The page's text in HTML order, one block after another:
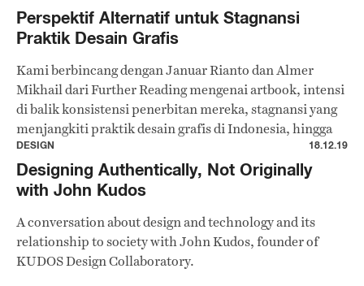
Perspektif Alternatif untuk Stagnansi
Praktik Desain Grafis
Kami berbincang dengan Januar Rianto dan Almer
Mikhail dari Further Reading mengenai artbook, intensi
di balik konsistensi penerbitan mereka, stagnansi yang
menjangkiti praktik desain grafis di Indonesia, hingga
pandangan mereka tentang desain vernakular.
DESIGN 18.12.19
Designing Authentically, Not Originally
with John Kudos
A conversation about design and technology and its
relationship to society with John Kudos, founder of
KUDOS Design Collaboratory.